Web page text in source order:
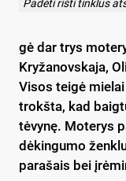
Padėti rišti tinklus
gė dar trys
Kryžanovskaja,
Visos teigė
trokšta, kad
tėvynę. Moterys
dėkingumo
parašais bei